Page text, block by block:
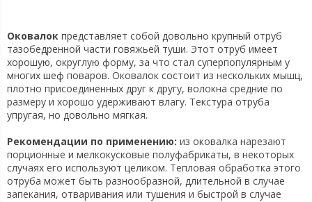
Оковалок представляет собой довольно крупный отруб
тазобедренной части говяжьей туши. Этот отруб имеет
хорошую, округлую форму, за что стал суперпопулярным у
многих шеф поваров. Оковалок состоит из нескольких мышц,
плотно присоединенных друг к другу, волокна средние по
размеру и хорошо удерживают влагу. Текстура отруба
упругая, но довольно мягкая.
Рекомендации по применению: из оковалка нарезают
порционные и мелкокусковые полуфабрикаты, в некоторых
случаях его используют целиком. Тепловая обработка этого
отруба может быть разнообразной, длительной в случае
запекания, отваривания или тушения и быстрой в случае